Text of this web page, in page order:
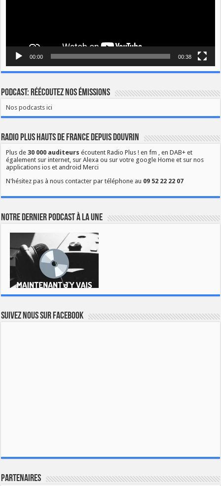
00:00 00:38
Podcast: Réécoutez nos émissions
Nos podcasts ici
Radio Plus Hauts de France depuis Douvrin
Plus de30 000 auditeurs écoutent Radio Plus ! en fm , en DAB+ et
également sur internet, sur Alexa ou sur votre google Home et sur nos
applications ios et android Merci
N'hésitez pas à nous contacter par téléphone au 09 52 22 22 07
Notre dernier podcast à la une
Suivez nous sur Facebook
Partenaires